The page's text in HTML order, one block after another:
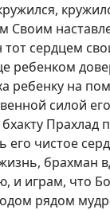
Своим
сердцем
ребенком
ребенку на
силой
Прахлад
его чистое
брахман
и играм, что
рядом